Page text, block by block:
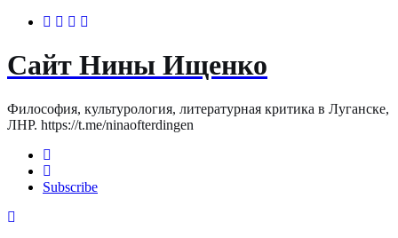
Сайт Нины Ищенко
Философия, культурология, литературная критика в Луганске,
ЛНР. https://t.me/ninaofterdingen
Subscribe